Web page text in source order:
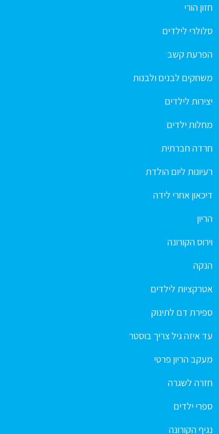
חזון הורי
סלולרי לילדים
הפרעת קשב
משחקים לבנים ולבנות
יצירות לילדים
מחלות ילדים
חרדה חברתית
רעיונות ליום הולדת
דיכאון אחרי לידה
הריון
וירוס הקורונה
הנקה
אטרקציות לילדים
ספירת דם לתינוק
עד איזה גיל צריך בוסטר
מעקב הריון פרטי
חזרה לשגרה
ספרי ילדים
נגיף הקורונה